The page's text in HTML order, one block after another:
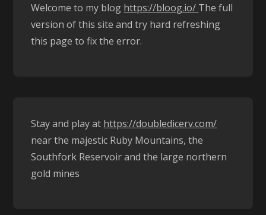
Welcome to my blog https://bloog.io/ The full
version of this site and try hard refreshing
this page to fix the error.
Stay and play at https://doubledicerv.com/
near the majestic Ruby Mountains, the
Southfork Reservoir and the large northern
gold mines